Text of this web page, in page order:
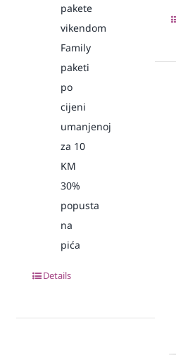
pakete
vikendom
Family
paketi
po
cijeni
umanjenoj
za 10
KM
30%
popusta
na
pića
Details